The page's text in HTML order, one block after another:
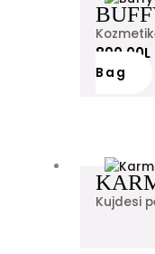
890.00L
Bag
Kujdesi